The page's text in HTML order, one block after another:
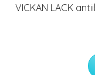
VICKAN LACK